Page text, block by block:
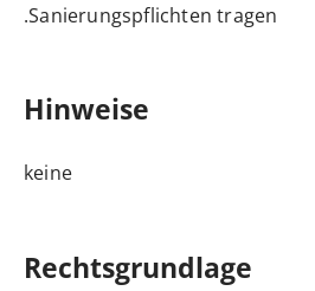
Sanierungspflichten tragen.
Hinweise
keine
Rechtsgrundlage